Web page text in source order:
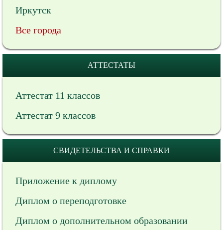
Иркутск
Все города
АТТЕСТАТЫ
Аттестат 11 классов
Аттестат 9 классов
СВИДЕТЕЛЬСТВА И СПРАВКИ
Приложение к диплому
Диплом о переподготовке
Диплом о дополнительном образовании